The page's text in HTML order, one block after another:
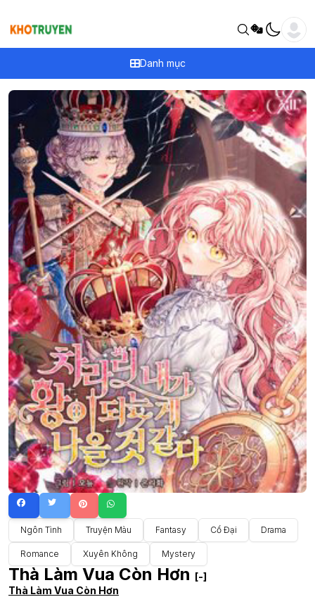
Danh mục
Ngôn Tình Truyện Màu Fantasy Cổ Đại Drama
Romance Xuyên Không Mystery
Thà Làm Vua Còn Hơn [-]
Thà Làm Vua Còn Hơn